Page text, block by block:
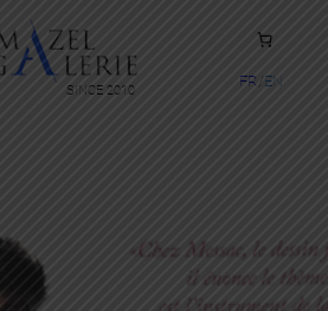
SINCE 2010
FR EN